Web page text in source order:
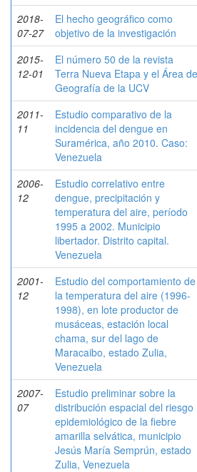
2018-
07-27
El hecho geográfico como
objetivo de la investigación
2015-
12-01
El número 50 de la revista
Terra Nueva Etapa y el Área de
Geografía de la UCV
2011-
11
Estudio comparativo de la
incidencia del dengue en
Suramérica, año 2010. Caso:
Venezuela
2006-
12
Estudio correlativo entre
dengue, precipitación y
temperatura del aire, período
1995 a 2002. Municipio
libertador. Distrito capital.
Venezuela
2001-
12
Estudio del comportamiento de
la temperatura del aire (1996-
1998), en lote productor de
musáceas, estación local
chama, sur del lago de
Maracaibo, estado Zulia,
Venezuela
2007-
07
Estudio preliminar sobre la
distribución espacial del riesgo
epidemiológico de la fiebre
amarilla selvática, municipio
Jesús María Semprún, estado
Zulia, Venezuela